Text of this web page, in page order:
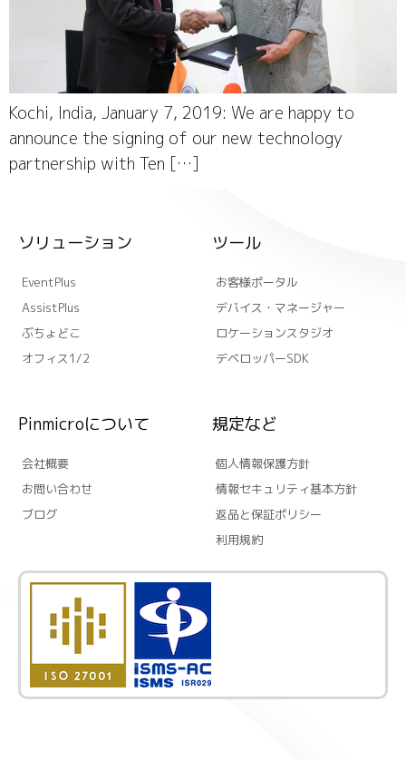
Kochi, India, January 7, 2019: We are happy to
announce the signing of our new technology
partnership with Ten […]
ソリューション
EventPlus
AssistPlus
ぶちょどこ
オフィス1/2
ツール
お客様ポータル
デバイス・マネージャー
ロケーションスタジオ
デベロッパーSDK
Pinmicroについて
会社概要
お問い合わせ
ブログ
規定など
個人情報保護方針
情報セキュリティ基本方針
返品と保証ポリシー
利用規約